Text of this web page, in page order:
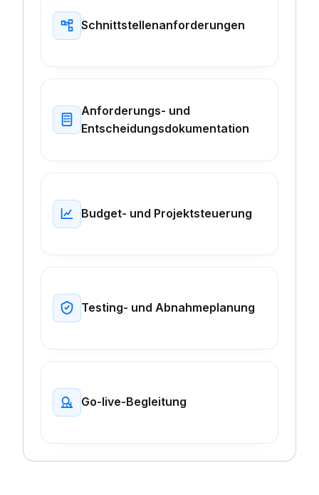
Schnittstellenanforderungen
Anforderungs- und
Entscheidungsdokumentation
Budget- und Projektsteuerung
Testing- und Abnahmeplanung
Go-live-Begleitung